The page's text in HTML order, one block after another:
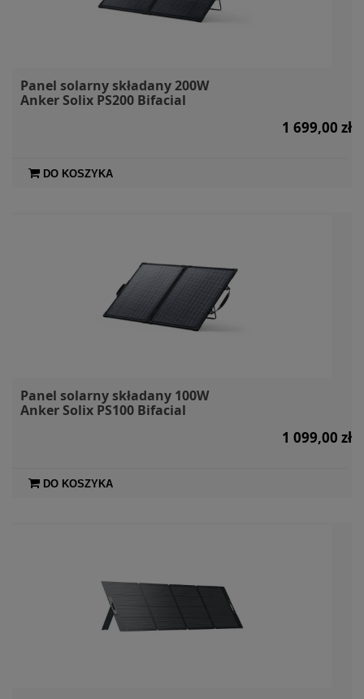
Panel solarny składany 200W
Anker Solix PS200 Bifacial
1 699,00 zł
DO KOSZYKA
Panel solarny składany 100W
Anker Solix PS100 Bifacial
1 099,00 zł
DO KOSZYKA